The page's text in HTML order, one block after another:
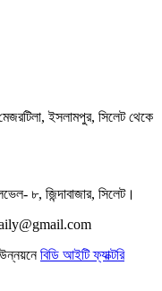
ইসলামপুর, সিলেট থেকে
৮, জিন্দাবাজার, সিলেট।
বিডি আইটি ফ্যাক্টরি